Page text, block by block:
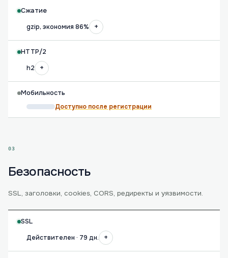
Сжатие
gzip, экономия 86%
+
HTTP/2
h2
+
Мобильность
Доступно после регистрации
03
Безопасность
SSL, заголовки, cookies, CORS, редиректы и уязвимости.
SSL
Действителен · 79 дн.
+